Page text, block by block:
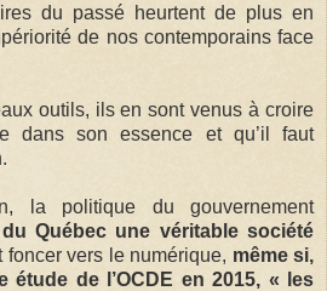
du passé heurtent de plus en
de nos contemporains face
outils, ils en sont venus à croire
dans son essence et qu’il faut
la politique du gouvernement
Québec une véritable société
foncer vers le numérique, même si,
étude de l’OCDE en 2015, « les